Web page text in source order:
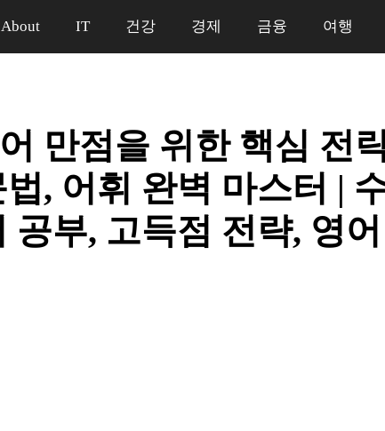
About IT 건강 경제 금융 여행
만점을 위한 핵심 전
, 어휘 완벽 마스터 |
공부, 고득점 전략, 영